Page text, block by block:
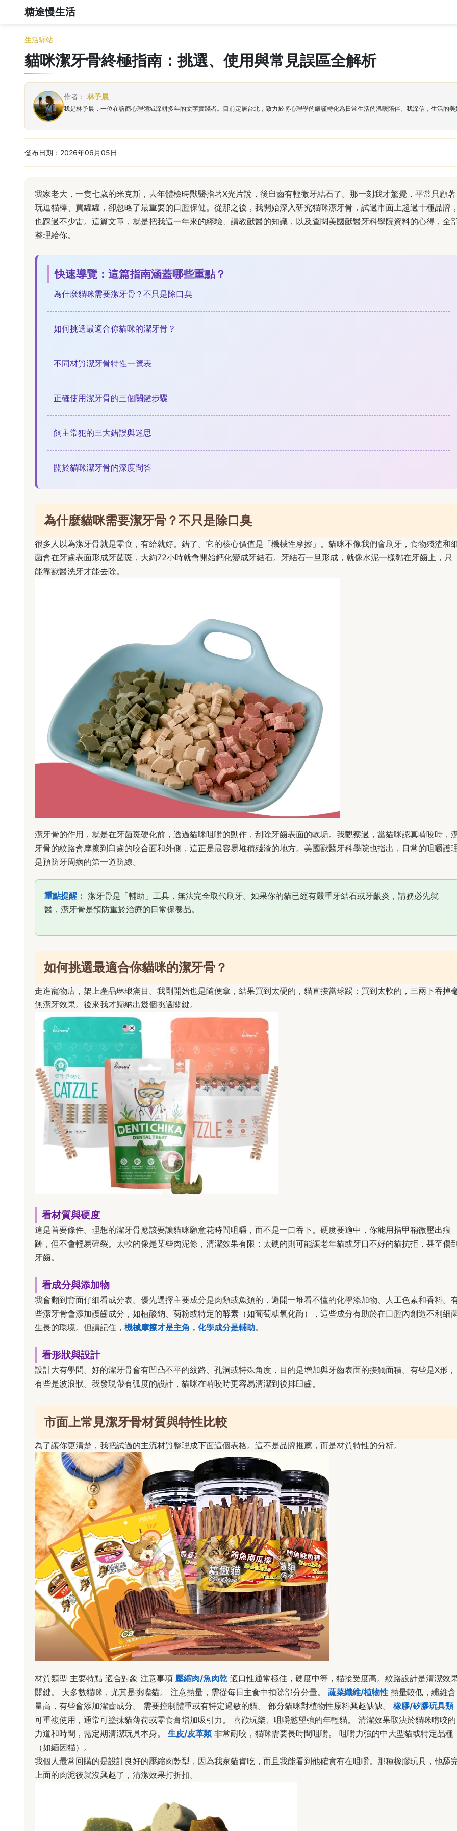
糖途慢生活
生活驛站
貓咪潔牙骨終極指南：挑選、使用與常見誤區全解析
作者： 林予晨
我是林予晨，一位在諮商心理領域深耕多年的文字實踐者。目前定居台北，致力於將心理學的嚴謹轉化為日常生活的溫暖陪伴。我深信，生活的
發布日期：2026年06月05日
我家老大，一隻七歲的米克斯，去年體檢時獸醫指著X光片說，後臼齒有輕微牙結石了。那一刻我才驚覺，平常只顧著
玩逗貓棒、買罐罐，卻忽略了最重要的口腔保健。從那之後，我開始深入研究貓咪潔牙骨，試過市面上超過十種品牌
也踩過不少雷。這篇文章，就是把我這一年來的經驗、請教獸醫的知識，以及查閱美國獸醫牙科學院資料的心得，全
整理給你。
快速導覽：這篇指南涵蓋哪些重點？
為什麼貓咪需要潔牙骨？不只是除口臭
如何挑選最適合你貓咪的潔牙骨？
不同材質潔牙骨特性一覽表
正確使用潔牙骨的三個關鍵步驟
飼主常犯的三大錯誤與迷思
關於貓咪潔牙骨的深度問答
為什麼貓咪需要潔牙骨？不只是除口臭
很多人以為潔牙骨就是零食，有給就好。錯了。它的核心價值是「機械性摩擦」。貓咪不像我們會刷牙，食物殘渣和
菌會在牙齒表面形成牙菌斑，大約72小時就會開始鈣化變成牙結石。牙結石一旦形成，就像水泥一樣黏在牙齒上，只
能靠獸醫洗牙才能去除。
潔牙骨的作用，就是在牙菌斑硬化前，透過貓咪咀嚼的動作，刮除牙齒表面的軟垢。我觀察過，當貓咪認真啃咬時，
牙骨的紋路會摩擦到臼齒的咬合面和外側，這正是最容易堆積殘渣的地方。美國獸醫牙科學院也指出，日常的咀嚼護
是預防牙周病的第一道防線。
重點提醒： 潔牙骨是「輔助」工具，無法完全取代刷牙。如果你的貓已經有嚴重牙結石或牙齦炎，請務必先就
醫，潔牙骨是預防重於治療的日常保養品。
如何挑選最適合你貓咪的潔牙骨？
走進寵物店，架上產品琳琅滿目。我剛開始也是隨便拿，結果買到太硬的，貓直接當球踢；買到太軟的，三兩下吞掉
無潔牙效果。後來我才歸納出幾個挑選關鍵。
看材質與硬度
這是首要條件。理想的潔牙骨應該要讓貓咪願意花時間咀嚼，而不是一口吞下。硬度要適中，你能用指甲稍微壓出痕
跡，但不會輕易碎裂。太軟的像是某些肉泥條，清潔效果有限；太硬的則可能讓老年貓或牙口不好的貓抗拒，甚至傷
牙齒。
看成分與添加物
我會翻到背面仔細看成分表。優先選擇主要成分是肉類或魚類的，避開一堆看不懂的化學添加物、人工色素和香料。
些潔牙骨會添加護齒成分，如植酸鈉、菊粉或特定的酵素（如葡萄糖氧化酶），這些成分有助於在口腔內創造不利細
生長的環境。但請記住， 機械摩擦才是主角，化學成分是輔助。
看形狀與設計
設計大有學問。好的潔牙骨會有凹凸不平的紋路、孔洞或特殊角度，目的是增加與牙齒表面的接觸面積。有些是X形，
有些是波浪狀。我發現帶有弧度的設計，貓咪在啃咬時更容易清潔到後排臼齒。
市面上常見潔牙骨材質與特性比較
為了讓你更清楚，我把試過的主流材質整理成下面這個表格。這不是品牌推薦，而是材質特性的分析。
材質類型 主要特點 適合對象 注意事項 壓縮肉/魚肉乾 適口性通常極佳，硬度中等，貓接受度高。紋路設計是清潔效
關鍵。 大多數貓咪，尤其是挑嘴貓。 注意熱量，需從每日主食中扣除部分分量。 蔬菜纖維/植物性 熱量較低，纖維含
量高，有些會添加潔齒成分。 需要控制體重或有特定過敏的貓。 部分貓咪對植物性原料興趣缺缺。 橡膠/矽膠玩具類
可重複使用，通常可塗抹貓薄荷或零食膏增加吸引力。 喜歡玩樂、咀嚼慾望強的年輕貓。 清潔效果取決於貓咪啃咬的
力道和時間，需定期清潔玩具本身。 生皮/皮革類非常耐咬，貓咪需要長時間咀嚼。 咀嚼力強的中大型貓或特定品種
（如緬因貓）。
我個人最常回購的是設計良好的壓縮肉乾型，因為我家貓肯吃，而且我能看到他確實有在咀嚼。那種橡膠玩具，他舔
上面的肉泥後就沒興趣了，清潔效果打折扣。